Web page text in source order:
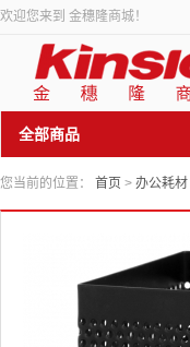
欢迎您来到 金穗隆商城！
全部商品
您当前的位置： 首页 > 办公耗材